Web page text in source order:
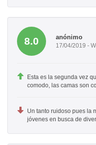
8.0 anónimo
17/04/2019 -
Esta es la segunda vez
comodo, las camas son
Un tanto ruidoso pues la
jóvenes en busca de